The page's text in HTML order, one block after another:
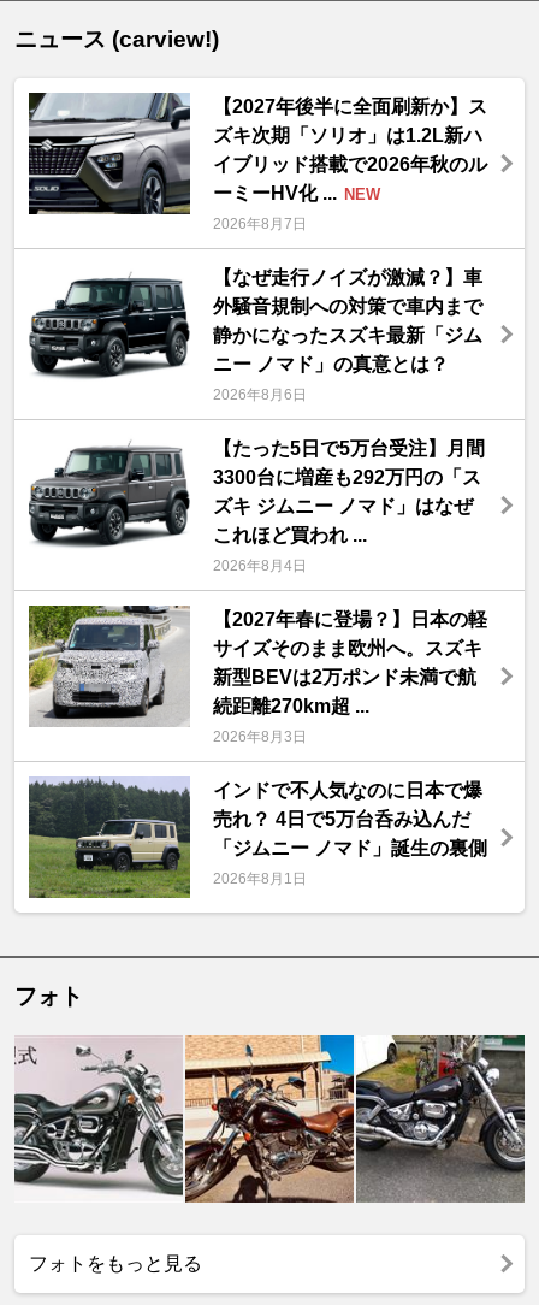
ニュース (carview!)
【2027年後半に全面刷新か】ス
ズキ次期「ソリオ」は1.2L新ハ
イブリッド搭載で2026年秋のル
ーミーHV化 ... NEW
2026年8月7日
【なぜ走行ノイズが激減？】車
外騒音規制への対策で車内まで
静かになったスズキ最新「ジム
ニー ノマド」の真意とは？
2026年8月6日
【たった5日で5万台受注】月間
3300台に増産も292万円の「ス
ズキ ジムニー ノマド」はなぜ
これほど買われ ...
2026年8月4日
【2027年春に登場？】日本の軽
サイズそのまま欧州へ。スズキ
新型BEVは2万ポンド未満で航
続距離270km超 ...
2026年8月3日
インドで不人気なのに日本で爆
売れ？ 4日で5万台呑み込んだ
「ジムニー ノマド」誕生の裏側
2026年8月1日
フォト
フォトをもっと見る